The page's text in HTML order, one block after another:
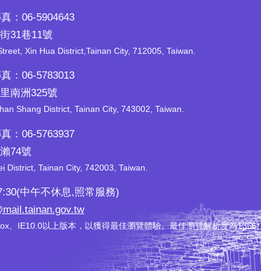
：06-5904643
31巷11號
Xin Hua District,Tainan City, 712005, Taiwan.
：06-5783013
南洲325號
Shang District, Tainan City, 743002, Taiwan.
：06-5763937
74號
Tainan City, 742003, Taiwan.
中午不休息,照常服務)
、IE10.0以上版本，以獲得最佳瀏覽體驗。最佳瀏覽解析度為